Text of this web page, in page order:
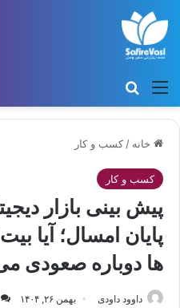
منو
خانه / کسب و کار
کسب و کار
پیش بینی بازار
پایان امسال؛ آیا
ها دوباره صعودی
داوود داودی بهمن ۲۶, ۱۴۰۴